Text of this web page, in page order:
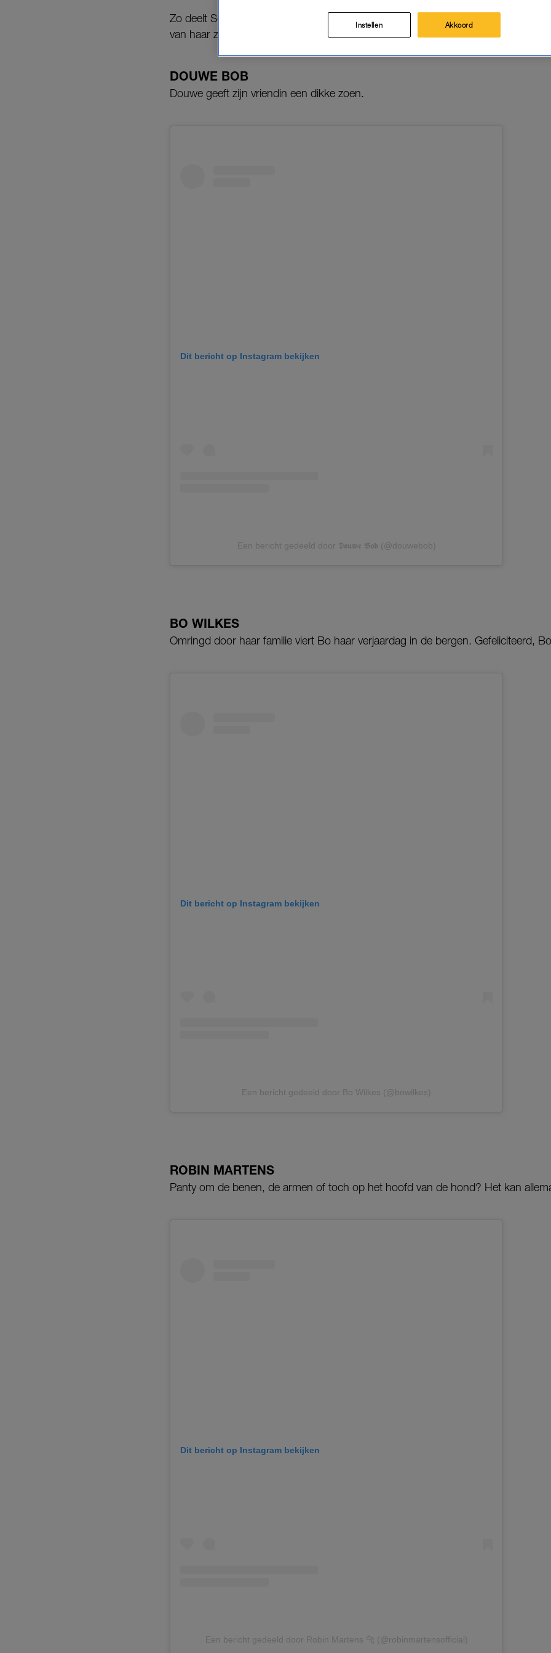
Zo deelt Soundos El Ahmadi een grap uit
van haar zoontje een dag te vroeg.
DOUWE BOB
Douwe geeft zijn vriendin een dikke zoen.
Dit bericht op Instagram bekijken
Een bericht gedeeld door 𝕯𝖔𝖚𝖜𝖊 𝕭𝖔𝖇 (@douwebob)
BO WILKES
Omringd door haar familie viert Bo haar verjaardag in de bergen. Gefeliciteerd,
Dit bericht op Instagram bekijken
Een bericht gedeeld door Bo Wilkes (@bowilkes)
ROBIN MARTENS
Panty om de benen, de armen of toch op het hoofd van de hond? Het kan
Dit bericht op Instagram bekijken
Een bericht gedeeld door Robin Martens 🐆 (@robinmartensofficial)
Instellen Akkoord